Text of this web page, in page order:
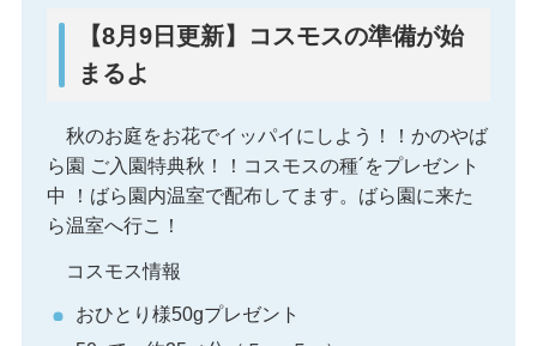
【8月9日更新】コスモスの準備が始
まるよ
秋のお庭をお花でイッパイにしよう！​！かのやば
ら園 ご入園特典秋！！コスモスの種´をプレゼント
中 ！ばら園内温室で配布してます。ばら園に来た
ら温室へ行こ！
コスモス情報
おひとり様50gプレゼント